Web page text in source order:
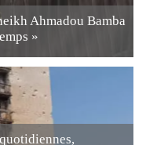
Ahmadou Bamba
»